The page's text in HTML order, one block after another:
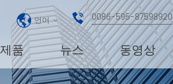
언어 0086-595-87598920
제품 뉴스 동영상